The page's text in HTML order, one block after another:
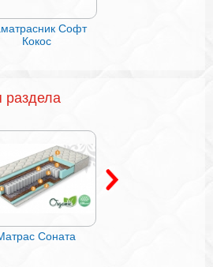
Софт
Кокос
раздела
Матрас Корсика